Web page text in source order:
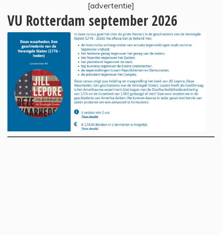
[advertentie]
VU Rotterdam september 2026